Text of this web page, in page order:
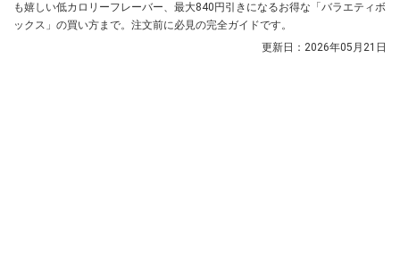
も嬉しい低カロリーフレーバー、最大840円引きになるお得な「バラエティボ
ックス」の買い方まで。注文前に必見の完全ガイドです。
更新日： 2026年05月21日